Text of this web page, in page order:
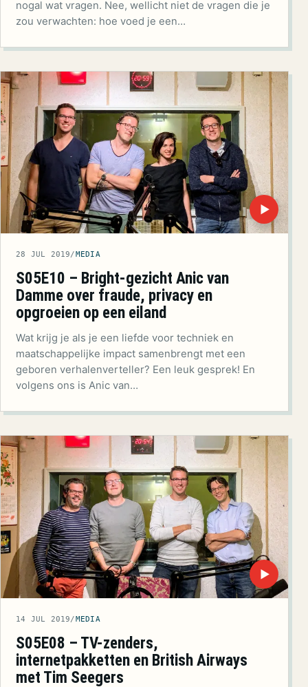
nogal wat vragen. Nee, wellicht niet de vragen die je
zou verwachten: hoe voed je een…
▶
28 JUL 2019/ MEDIA
S05E10 – Bright-gezicht Anic van
Damme over fraude, privacy en
opgroeien op een eiland
Wat krijg je als je een liefde voor techniek en
maatschappelijke impact samenbrengt met een
geboren verhalenverteller? Een leuk gesprek! En
volgens ons is Anic van…
▶
14 JUL 2019/MEDIA
S05E08 – TV-zenders,
internetpakketten en British Airways
met Tim Seegers